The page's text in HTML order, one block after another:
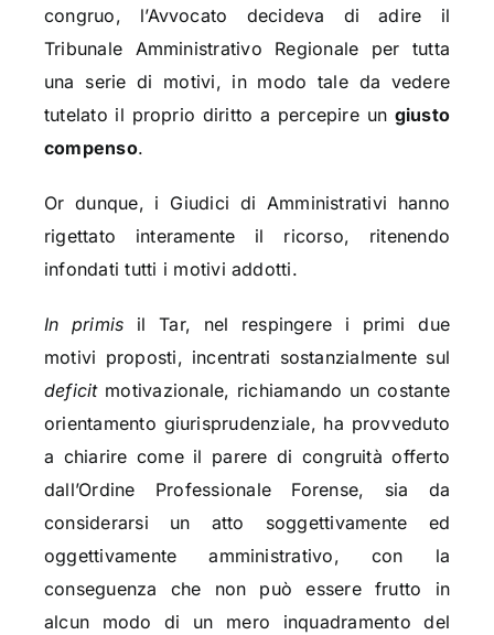
congruo, l’Avvocato decideva di adire il
Tribunale Amministrativo Regionale per tutta
una serie di motivi, in modo tale da vedere
tutelato il proprio diritto a percepire un giusto
compenso.
Or dunque, i Giudici di Amministrativi hanno
rigettato interamente il ricorso, ritenendo
infondati tutti i motivi addotti.
In primis il Tar, nel respingere i primi due
motivi proposti, incentrati sostanzialmente sul
deficit motivazionale, richiamando un costante
orientamento giurisprudenziale, ha provveduto
a chiarire come il parere di congruità offerto
dall’Ordine Professionale Forense, sia da
considerarsi un atto soggettivamente ed
oggettivamente amministrativo, con la
conseguenza che non può essere frutto in
alcun modo di un mero inquadramento del